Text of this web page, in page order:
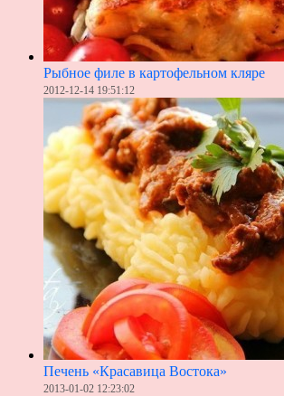
Рыбное филе в картофельном кляре
2012-12-14 19:51:12
Печень «Красавица Востока»
2013-01-02 12:23:02